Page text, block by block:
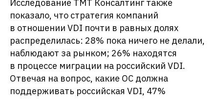
Исследование ТМТ Консалтинг также
показало, что стратегия компаний
в отношении VDI почти в равных долях
распределилась: 28% пока ничего не делали,
наблюдают за рынком; 26% находятся
в процессе миграции на российский VDI.
Отвечая на вопрос, какие ОС должна
поддерживать российская VDI, 47%